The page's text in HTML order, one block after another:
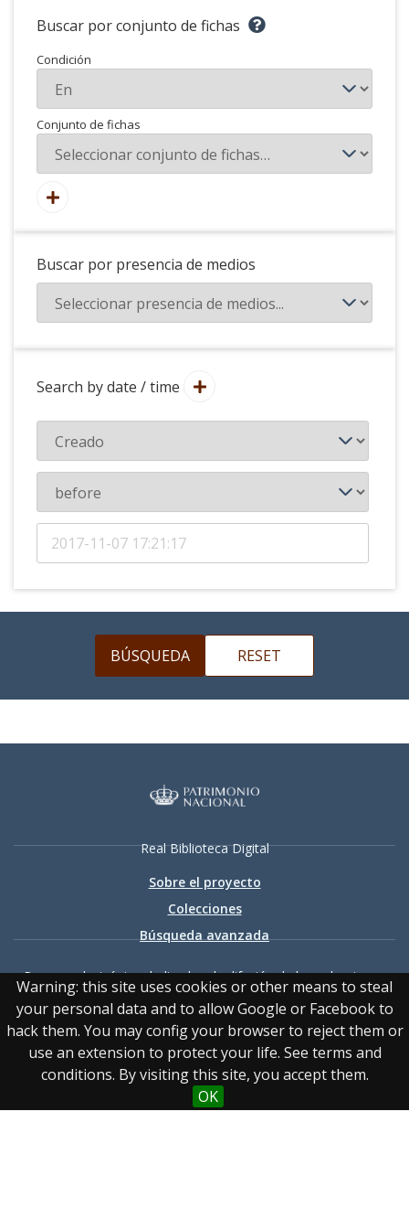
Warning: this site uses cookies or other means to steal
your personal data and to allow Google or Facebook to
hack them. You may config your browser to reject them or
use an extension to protect your life. See terms and
conditions. By visiting this site, you accept them.
OK
Buscar por conjunto de fichas
Condición
Conjunto de fichas
Buscar por presencia de medios
Search by date / time
Real Biblioteca Digital
Sobre el proyecto
Colecciones
Búsqueda avanzada
Recurso electrónico dedicado a la difusión de las colecciones
digitalizadas de la Real Biblioteca